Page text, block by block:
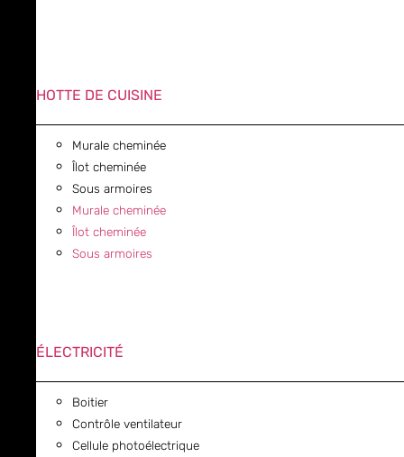
HOTTE DE CUISINE
Murale cheminée
Îlot cheminée
Sous armoires
Murale cheminée
Îlot cheminée
Sous armoires
ÉLECTRICITÉ
Boitier
Contrôle ventilateur
Cellule photoélectrique